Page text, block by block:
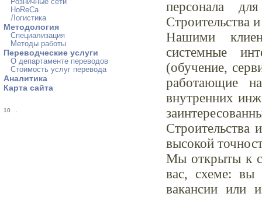
Розничные сети
HoReCa
Логистика
Методология
Специализация
Методы работы
Переводческие услуги
О департаменте переводов
Стоимость услуг перевода
Аналитика
Карта сайта
10
персонала
Строительства
Нашими
системные
(обучение,
работающие
внутренних
Строительства
высокой
Мы открыты к
вас, схеме: вы
вакансии или